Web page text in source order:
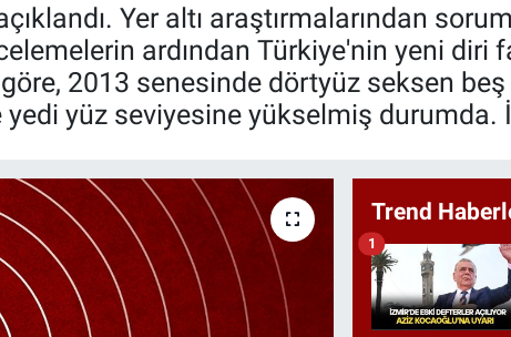
Yer altı araştırmalarından
ardından Türkiye'nin yeni diri
2013 senesinde dörtyüz seksen
yüz seviyesine yükselmiş durumda.
Trend
1